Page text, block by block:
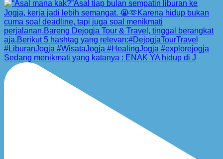
Sedang menikmati yang katanya : ENAK YA hidup di J